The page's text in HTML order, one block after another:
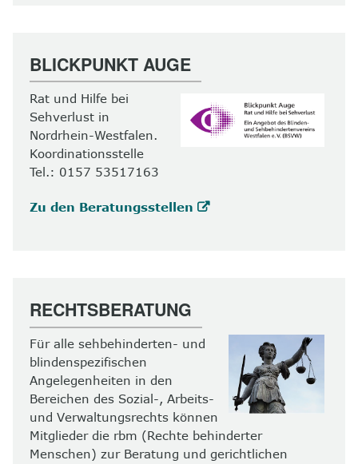
BLICKPUNKT AUGE
Rat und Hilfe bei
Sehverlust in
Nordrhein-Westfalen.
Koordinationsstelle
Tel.: 0157 53517163
Zu den Beratungsstellen
RECHTSBERATUNG
Für alle sehbehinderten- und
blindenspezifischen
Angelegenheiten in den
Bereichen des Sozial-, Arbeits-
und Verwaltungsrechts können
Mitglieder die rbm (Rechte behinderter
Menschen) zur Beratung und gerichtlichen